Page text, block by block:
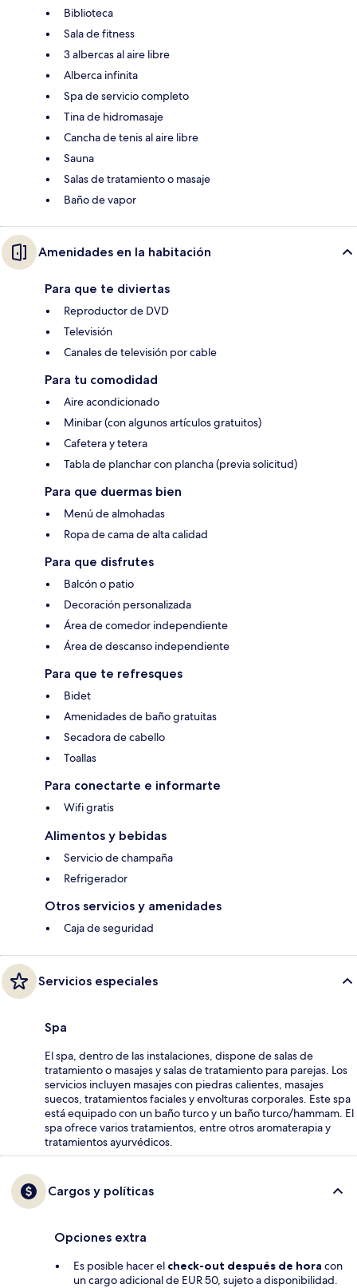
Biblioteca
Sala de fitness
3 albercas al aire libre
Alberca infinita
Spa de servicio completo
Tina de hidromasaje
Cancha de tenis al aire libre
Sauna
Salas de tratamiento o masaje
Baño de vapor
Amenidades en la habitación
Para que te diviertas
Reproductor de DVD
Televisión
Canales de televisión por cable
Para tu comodidad
Aire acondicionado
Minibar (con algunos artículos gratuitos)
Cafetera y tetera
Tabla de planchar con plancha (previa solicitud)
Para que duermas bien
Menú de almohadas
Ropa de cama de alta calidad
Para que disfrutes
Balcón o patio
Decoración personalizada
Área de comedor independiente
Área de descanso independiente
Para que te refresques
Bidet
Amenidades de baño gratuitas
Secadora de cabello
Toallas
Para conectarte e informarte
Wifi gratis
Alimentos y bebidas
Servicio de champaña
Refrigerador
Otros servicios y amenidades
Caja de seguridad
Servicios especiales
Spa
El spa, dentro de las instalaciones, dispone de salas de
tratamiento o masajes y salas de tratamiento para parejas. Los
servicios incluyen masajes con piedras calientes, masajes
suecos, tratamientos faciales y envolturas corporales. Este spa
está equipado con un baño turco y un baño turco/hammam. El
spa ofrece varios tratamientos, entre otros aromaterapia y
tratamientos ayurvédicos.
Cargos y políticas
Opciones extra
Es posible hacer el check-out después de hora con
un cargo adicional de EUR 50, sujeto a disponibilidad.